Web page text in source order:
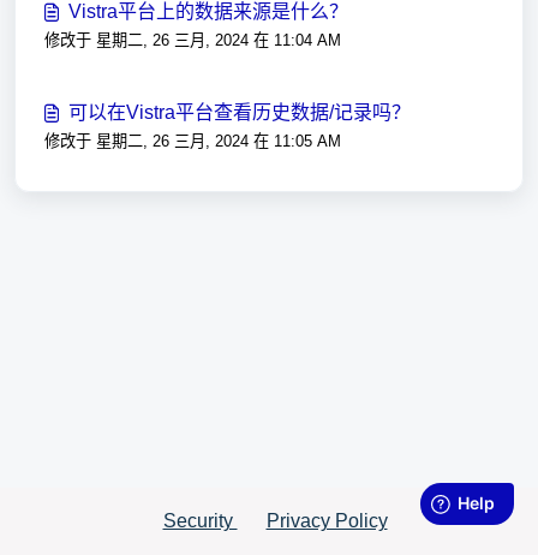
Vistra平台上的数据来源是什么？
修改于 星期二, 26 三月, 2024 在 11:04 AM
可以在Vistra平台查看历史数据/记录吗？
修改于 星期二, 26 三月, 2024 在 11:05 AM
Security Privacy Policy